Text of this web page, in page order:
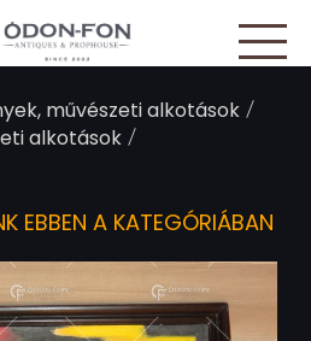
művészeti alkotások/
alkotások/
EBBEN A KATEGÓRIÁBAN